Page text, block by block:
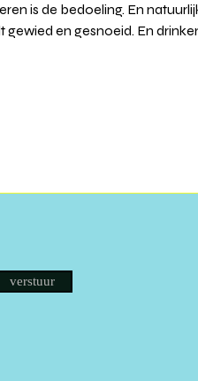
is de bedoeling. En
gewied en gesnoeid. En
verstuur